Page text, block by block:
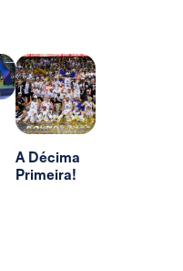
A Décima
Primeira!